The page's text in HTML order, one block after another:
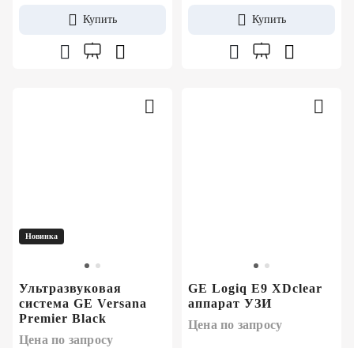
Купить Купить
Новинка
Ультразвуковая
система GE Versana
Premier Black
Цена по запросу
GE Logiq E9 XDclear
аппарат УЗИ
Цена по запросу